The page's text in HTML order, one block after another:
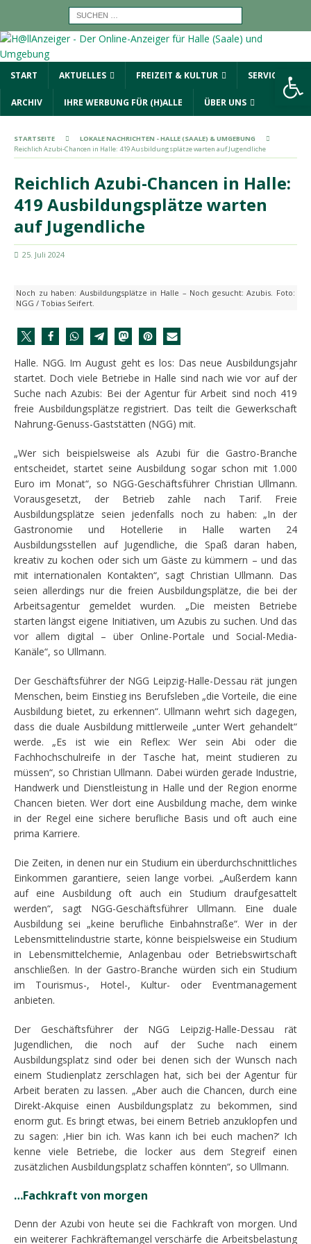
START AKTUELLES FREIZEIT & KULTUR SERVICE
ARCHIV IHRE WERBUNG FÜR (H)ALLE ÜBER UNS
STARTSEITE
LOKALE NACHRICHTEN - HALLE (SAALE) & UMGEBUNG
Reichlich Azubi-Chancen in Halle: 419 Ausbildungsplätze warten auf Jugendliche
Reichlich Azubi-Chancen in Halle:
419 Ausbildungsplätze warten
auf Jugendliche
25. Juli 2024
Noch zu haben: Ausbildungsplätze in Halle – Noch gesucht: Azubis. Foto:
NGG / Tobias Seifert.
Halle. NGG. Im August geht es los: Das neue Ausbildungsjahr
startet. Doch viele Betriebe in Halle sind nach wie vor auf der
Suche nach Azubis: Bei der Agentur für Arbeit sind noch 419
freie Ausbildungsplätze registriert. Das teilt die Gewerkschaft
Nahrung-Genuss-Gaststätten (NGG) mit.
„Wer sich beispielsweise als Azubi für die Gastro-Branche
entscheidet, startet seine Ausbildung sogar schon mit 1.000
Euro im Monat“, so NGG-Geschäftsführer Christian Ullmann.
Vorausgesetzt, der Betrieb zahle nach Tarif. Freie
Ausbildungsplätze seien jedenfalls noch zu haben: „In der
Gastronomie und Hotellerie in Halle warten 24
Ausbildungsstellen auf Jugendliche, die Spaß daran haben,
kreativ zu kochen oder sich um Gäste zu kümmern – und das
mit internationalen Kontakten“, sagt Christian Ullmann. Das
seien allerdings nur die freien Ausbildungsplätze, die bei der
Arbeitsagentur gemeldet wurden. „Die meisten Betriebe
starten längst eigene Initiativen, um Azubis zu suchen. Und das
vor allem digital – über Online-Portale und Social-Media-
Kanäle“, so Ullmann.
Der Geschäftsführer der NGG Leipzig-Halle-Dessau rät jungen
Menschen, beim Einstieg ins Berufsleben „die Vorteile, die eine
Ausbildung bietet, zu erkennen“. Ullmann wehrt sich dagegen,
dass die duale Ausbildung mittlerweile „unter Wert gehandelt“
werde. „Es ist wie ein Reflex: Wer sein Abi oder die
Fachhochschulreife in der Tasche hat, meint studieren zu
müssen“, so Christian Ullmann. Dabei würden gerade Industrie,
Handwerk und Dienstleistung in Halle und der Region enorme
Chancen bieten. Wer dort eine Ausbildung mache, dem winke
in der Regel eine sichere berufliche Basis und oft auch eine
prima Karriere.
Die Zeiten, in denen nur ein Studium ein überdurchschnittliches
Einkommen garantiere, seien lange vorbei. „Außerdem kann
auf eine Ausbildung oft auch ein Studium draufgesattelt
werden“, sagt NGG-Geschäftsführer Ullmann. Eine duale
Ausbildung sei „keine berufliche Einbahnstraße“. Wer in der
Lebensmittelindustrie starte, könne beispielsweise ein Studium
in Lebensmittelchemie, Anlagenbau oder Betriebswirtschaft
anschließen. In der Gastro-Branche würden sich ein Studium
im Tourismus-, Hotel-, Kultur- oder Eventmanagement
anbieten.
Der Geschäftsführer der NGG Leipzig-Halle-Dessau rät
Jugendlichen, die noch auf der Suche nach einem
Ausbildungsplatz sind oder bei denen sich der Wunsch nach
einem Studienplatz zerschlagen hat, sich bei der Agentur für
Arbeit beraten zu lassen. „Aber auch die Chancen, durch eine
Direkt-Akquise einen Ausbildungsplatz zu bekommen, sind
enorm gut. Es bringt etwas, bei einem Betrieb anzuklopfen und
zu sagen: ‚Hier bin ich. Was kann ich bei euch machen?‘ Ich
kenne viele Betriebe, die locker aus dem Stegreif einen
zusätzlichen Ausbildungsplatz schaffen könnten“, so Ullmann.
…Fachkraft von morgen
Denn der Azubi von heute sei die Fachkraft von morgen. Und
ein weiterer Fachkräftemangel verschärfe die Arbeitsbelastung
Werkzeugleiste öffnen